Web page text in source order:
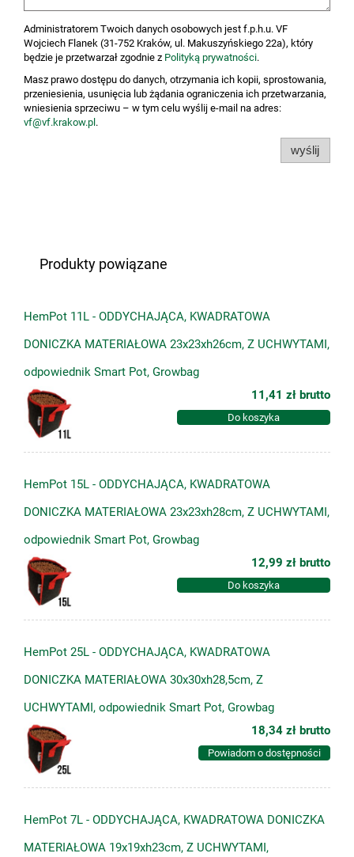
Administratorem Twoich danych osobowych jest f.p.h.u. VF
Wojciech Flanek (31-752 Kraków, ul. Makuszyńskiego 22a), który
będzie je przetwarzał zgodnie z Polityką prywatności.
Masz prawo dostępu do danych, otrzymania ich kopii, sprostowania,
przeniesienia, usunięcia lub żądania ograniczenia ich przetwarzania,
wniesienia sprzeciwu – w tym celu wyślij e-mail na adres:
vf@vf.krakow.pl.
wyślij
Produkty powiązane
HemPot 11L - ODDYCHAJĄCA, KWADRATOWA
DONICZKA MATERIAŁOWA 23x23xh26cm, Z UCHWYTAMI,
odpowiednik Smart Pot, Growbag
11,41 zł brutto
Do koszyka
HemPot 15L - ODDYCHAJĄCA, KWADRATOWA
DONICZKA MATERIAŁOWA 23x23xh28cm, Z UCHWYTAMI,
odpowiednik Smart Pot, Growbag
12,99 zł brutto
Do koszyka
HemPot 25L - ODDYCHAJĄCA, KWADRATOWA
DONICZKA MATERIAŁOWA 30x30xh28,5cm, Z
UCHWYTAMI, odpowiednik Smart Pot, Growbag
18,34 zł brutto
Powiadom o dostępności
HemPot 7L - ODDYCHAJĄCA, KWADRATOWA DONICZKA
MATERIAŁOWA 19x19xh23cm, Z UCHWYTAMI,